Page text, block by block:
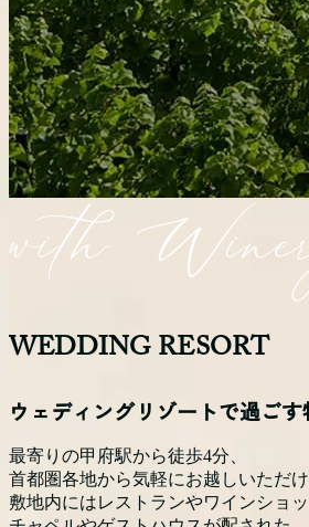
WEDDING RESORT
ウェディングリゾートで過ごす
最寄りの甲府駅から徒歩4分、
首都圏各地から気軽にお越しいただけ
敷地内にはレストランやワインショッ